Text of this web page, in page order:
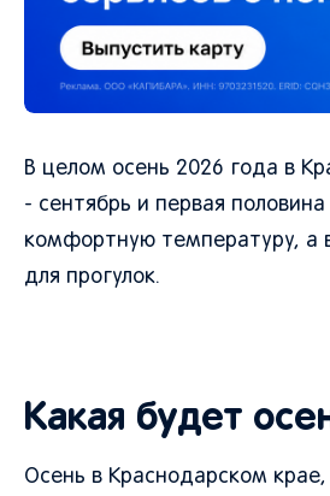
В целом осень 2026 года в
- сентябрь и первая
комфортную температуру, а
для прогулок.
Какая будет
Осень в Краснодарском